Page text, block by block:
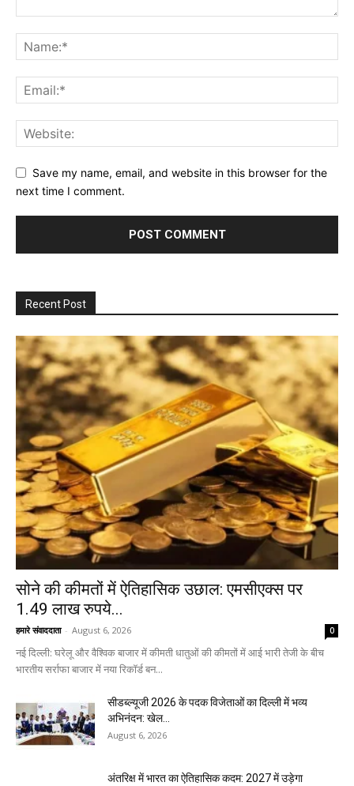
Save my name, email, and website in this browser for the
next time I comment.
Recent Post
सोने की कीमतों में ऐतिहासिक उछाल: एमसीएक्स पर
1.49 लाख रुपये...
हमारे संवाददाता - August 6, 2026 0
नई दिल्ली: घरेलू और वैश्विक बाजार में कीमती धातुओं की कीमतों में आई भारी तेजी के बीच
भारतीय सर्राफा बाजार में नया रिकॉर्ड बन...
सीडब्ल्यूजी 2026 के पदक विजेताओं का दिल्ली में भव्य
अभिनंदन: खेल...
August 6, 2026
अंतरिक्ष में भारत का ऐतिहासिक कदम: 2027 में उड़ेगा